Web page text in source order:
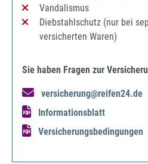
Vandalismus
Diebstahlschutz (nur bei
versicherten Waren)
Sie haben Fragen zur
versicherung@reifen24.de
Informationsblatt
Versicherungsbedingungen